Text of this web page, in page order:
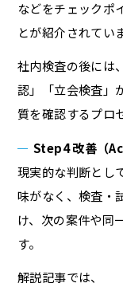
などをチェックポ
とが紹介されてい
社内検査の後には
認」「立会検査」
質を確認するプロ
Step4 改善（
現実的な判断とし
味がなく、検査・
け、次の案件や同
す。
解説記事では、